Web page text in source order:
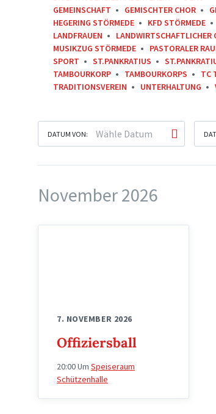
GEMEINSCHAFT
GEMISCHTER CHOR
HEGERING STÖRMEDE
KFD STÖRMEDE
LANDFRAUEN
LANDWIRTSCHAFTLICHER
MUSIKZUG STÖRMEDE
PASTORALER
SPORT
ST.PANKRATIUS
TAMBOURKORP
TAMBOURKORPS TC
TRADITIONSVEREIN
UNTERHALTUNG
DATUM VON:
November 2026
7. NOVEMBER 2026
Offiziersball
20:00Um Speiseraum
Schützenhalle